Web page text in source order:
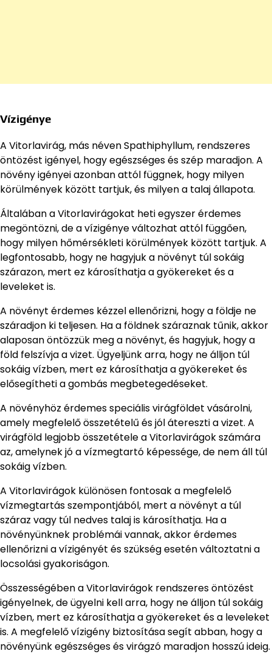
Vízigénye
A Vitorlavirág, más néven Spathiphyllum, rendszeres
öntözést igényel, hogy egészséges és szép maradjon. A
növény igényei azonban attól függnek, hogy milyen
körülmények között tartjuk, és milyen a talaj állapota.
Általában a Vitorlavirágokat heti egyszer érdemes
megöntözni, de a vízigénye változhat attól függően,
hogy milyen hőmérsékleti körülmények között tartjuk. A
legfontosabb, hogy ne hagyjuk a növényt túl sokáig
szárazon, mert ez károsíthatja a gyökereket és a
leveleket is.
A növényt érdemes kézzel ellenőrizni, hogy a földje ne
száradjon ki teljesen. Ha a földnek száraznak tűnik, akkor
alaposan öntözzük meg a növényt, és hagyjuk, hogy a
föld felszívja a vizet. Ügyeljünk arra, hogy ne álljon túl
sokáig vízben, mert ez károsíthatja a gyökereket és
elősegítheti a gombás megbetegedéseket.
A növényhöz érdemes speciális virágföldet vásárolni,
amely megfelelő összetételű és jól átereszti a vizet. A
virágföld legjobb összetétele a Vitorlavirágok számára
az, amelynek jó a vízmegtartó képessége, de nem áll túl
sokáig vízben.
A Vitorlavirágok különösen fontosak a megfelelő
vízmegtartás szempontjából, mert a növényt a túl
száraz vagy túl nedves talaj is károsíthatja. Ha a
növényünknek problémái vannak, akkor érdemes
ellenőrizni a vízigényét és szükség esetén változtatni a
locsolási gyakoriságon.
Összességében a Vitorlavirágok rendszeres öntözést
igényelnek, de ügyelni kell arra, hogy ne álljon túl sokáig
vízben, mert ez károsíthatja a gyökereket és a leveleket
is. A megfelelő vízigény biztosítása segít abban, hogy a
növényünk egészséges és virágzó maradjon hosszú ideig.